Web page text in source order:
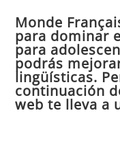
Monde
para dominar
para
podrás
lingüísticas.
continuación
web te lleva a